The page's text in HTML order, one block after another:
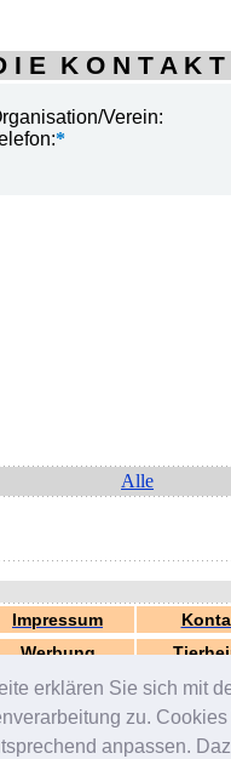
erklären Sie sich mit
zu.
anpassen.
I E K O N T A K
Verein:
*
Alle
Impressum
Werbung